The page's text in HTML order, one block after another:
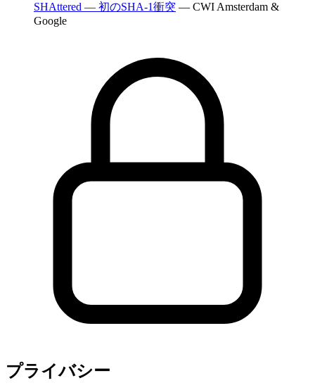
SHAttered — 初のSHA-1衝突 — CWI Amsterdam &
Google
プライバシー